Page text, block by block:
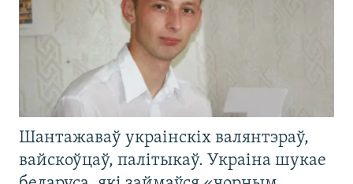
Шантажаваў украінскіх валянтэраў,
вайскоўцаў, палітыкаў. Украіна шукае